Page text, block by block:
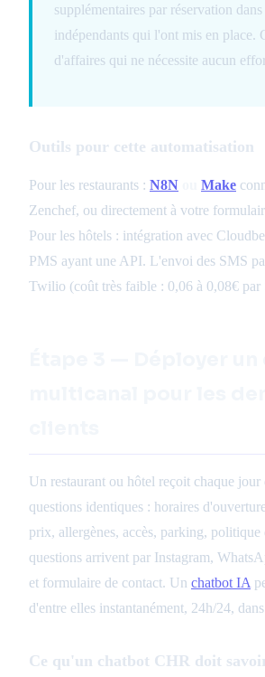
supplémentaires par réservation
indépendants qui l'ont mis en place.
d'affaires qui ne nécessite aucun
Outils pour cette automatisation
Pour les restaurants : N8N Make
Zenchef, ou directement à votre
Pour les hôtels : intégration avec
PMS ayant une API. L'envoi des SMS
Twilio (coût très faible : 0,06 à 0,08€ par
Un restaurant ou hôtel reçoit chaque jour
questions identiques : horaires
prix, allergènes, accès, parking,
questions arrivent par Instagram,
et formulaire de contact. Un chatbot IA
d'entre elles instantanément, 24h/24,
Ce qu'un chatbot CHR doit